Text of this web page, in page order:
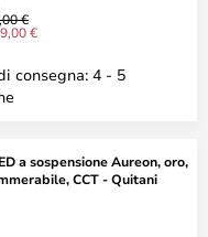
€
€
consegna: 4 - 5
a sospensione Aureon, oro,
CCT - Quitani